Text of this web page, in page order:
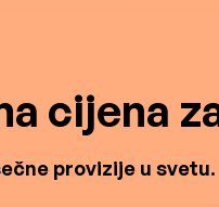
cijena
provizije u svetu.